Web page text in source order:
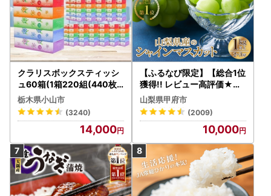
クラリスボックスティッシ
ュ60箱(1箱220組(440枚))
(5個入り×12セット)【配送
不可地域：離島・沖縄県】
【1256759】
栃木県小山市
(3240)
14,000
【ふるなび限定】【総合1位
獲得!! レビュー高評価★】
〈2026年度配送分〉山梨
県産 シャインマスカット 2
～3房（1.0kg以上）シャイ
ン フルーツ FN-Limited-S
P
山梨県甲府市
(2009)
10,000